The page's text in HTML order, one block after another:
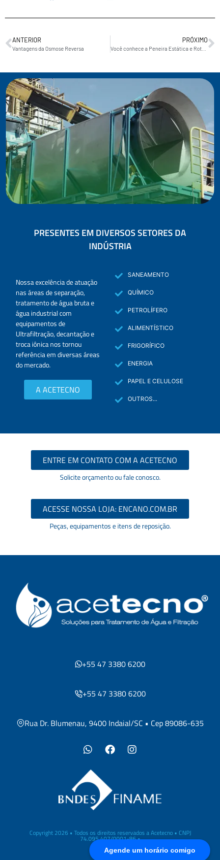
Agende um horário comigo
ANTERIOR
Vantagens da Osmose Reversa
PRÓXIMO
Você conhece a Peneira Estática e Rotativa da Acetecno?
PRESENTES EM DIVERSOS SETORES DA
INDÚSTRIA
Nossa excelência de atuação
nas áreas de separação,
tratamento de água bruta e
água industrial com
equipamentos de
Ultrafiltração, decantação e
troca iônica nos tornou
referência em diversas áreas
do mercado.
A ACETECNO
SANEAMENTO
QUÍMICO
PETROLÍFERO
ALIMENTÍSTICO
FRIGORÍFICO
ENERGIA
PAPEL E CELULOSE
OUTROS...
ENTRE EM CONTATO COM A ACETECNO
Solicite orçamento ou fale conosco.
ACESSE NOSSA LOJA: ENCANO.COM.BR
Peças, equipamentos e itens de reposição.
+55 47 3380 6200
+55 47 3380 6200
Rua Dr. Blumenau, 9400 Indaial/SC • Cep 89086-635
Copyright 2026 • Todos os direitos reservados a Acetecno • CNPJ
74.095.407/0001-86 •